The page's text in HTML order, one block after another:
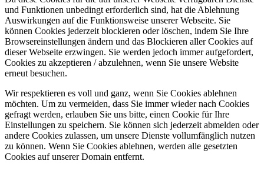
und Funktionen unbedingt erforderlich sind, hat die Ablehnung
Auswirkungen auf die Funktionsweise unserer Webseite. Sie
können Cookies jederzeit blockieren oder löschen, indem Sie Ihre
Browsereinstellungen ändern und das Blockieren aller Cookies auf
dieser Webseite erzwingen. Sie werden jedoch immer aufgefordert,
Cookies zu akzeptieren / abzulehnen, wenn Sie unsere Website
erneut besuchen.
Wir respektieren es voll und ganz, wenn Sie Cookies ablehnen
möchten. Um zu vermeiden, dass Sie immer wieder nach Cookies
gefragt werden, erlauben Sie uns bitte, einen Cookie für Ihre
Einstellungen zu speichern. Sie können sich jederzeit abmelden oder
andere Cookies zulassen, um unsere Dienste vollumfänglich nutzen
zu können. Wenn Sie Cookies ablehnen, werden alle gesetzten
Cookies auf unserer Domain entfernt.